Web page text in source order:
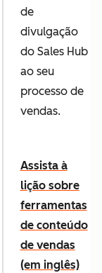
de
divulgação
do Sales Hub
ao seu
processo de
vendas.
Assista à
lição sobre
ferramentas
de conteúdo
de vendas
(em inglês)